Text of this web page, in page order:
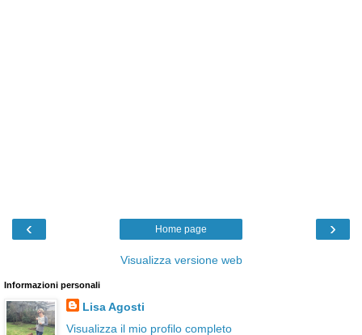
‹ ›
Home page
Visualizza versione web
Informazioni personali
Lisa Agosti
Visualizza il mio profilo completo